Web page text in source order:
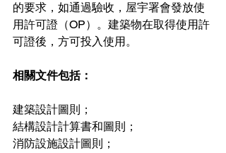
的要求，如通過驗收，屋宇署會發放使
用許可證（OP）。建築物在取得使用許
可證後，方可投入使用。
相關文件包括：
建築設計圖則；
結構設計計算書和圖則；
消防設施設計圖則；